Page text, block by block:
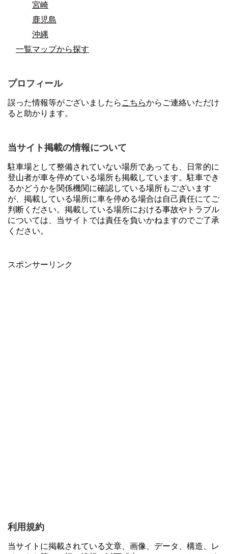
宮崎
鹿児島
沖縄
一覧マップから探す
プロフィール
誤った情報等がございましたら こちらからご連絡いただけ
ると助かります。
当サイト掲載の情報について
駐車場として整備されていない場所であっても、日常的に
登山者が車を停めている場所も掲載しています。駐車でき
るかどうかを関係機関に確認している場所もございます
が、掲載している場所に車を停める場合は自己責任にてご
判断ください。掲載している場所における事故やトラブル
については、当サイトでは責任を負いかねますのでご了承
ください。
スポンサーリンク
利用規約
当サイトに掲載されている文章、画像、データ、構造、レ